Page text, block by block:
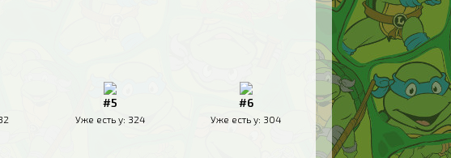
#5
Уже есть у: 324
#6
Уже есть у: 304